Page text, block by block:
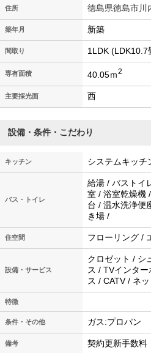
住所 徳島県徳島市川
築年月 新築
間取り 1LDK (LDK10.7
専有面積 40.05ｍ2
主要採光面 西
設備・条件・こだわり
キッチン システムキッチ
バス・トイレ
給湯 / バストイ
室 / 浴室乾燥機
台 / 温水洗浄便
き場 /
住空間 フローリング /
設備・サービス
クロゼット / シ
ス / TVインタ
ス / CATV / ネ
特徴
条件・その他 ガス:プロパン
備考 契約更新手数料